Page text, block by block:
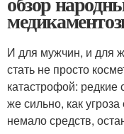
И для мужчин, и для
стать не просто
катастрофой: редкие
же сильно, как
немало средств,